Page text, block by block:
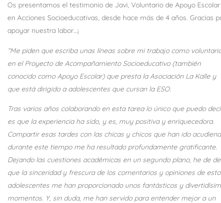
Os presentamos el testimonio de Javi, Voluntario de Apoyo Escolar
en Acciones Socioeducativas, desde hace más de 4 años. Gracias
apoyar nuestra labor…¡
“Me piden que escriba unas líneas sobre mi trabajo como
en el Proyecto de Acompañamiento Socioeducativo (también
conocido como Apoyo Escolar) que presta la Asociación La Kalle y
que está dirigido a adolescentes que cursan la ESO.
Tras varios años colaborando en esta tarea lo único que puedo
es que la experiencia ha sido, y es, muy positiva y enriquecedora.
Compartir esas tardes con las chicas y chicos que han ido
durante este tiempo me ha resultado profundamente gratificante.
Dejando las cuestiones académicas en un segundo plano, he de
que la sinceridad y frescura de los comentarios y opiniones de
adolescentes me han proporcionado unos fantásticos y
momentos. Y, sin duda, me han servido para entender mejor a un